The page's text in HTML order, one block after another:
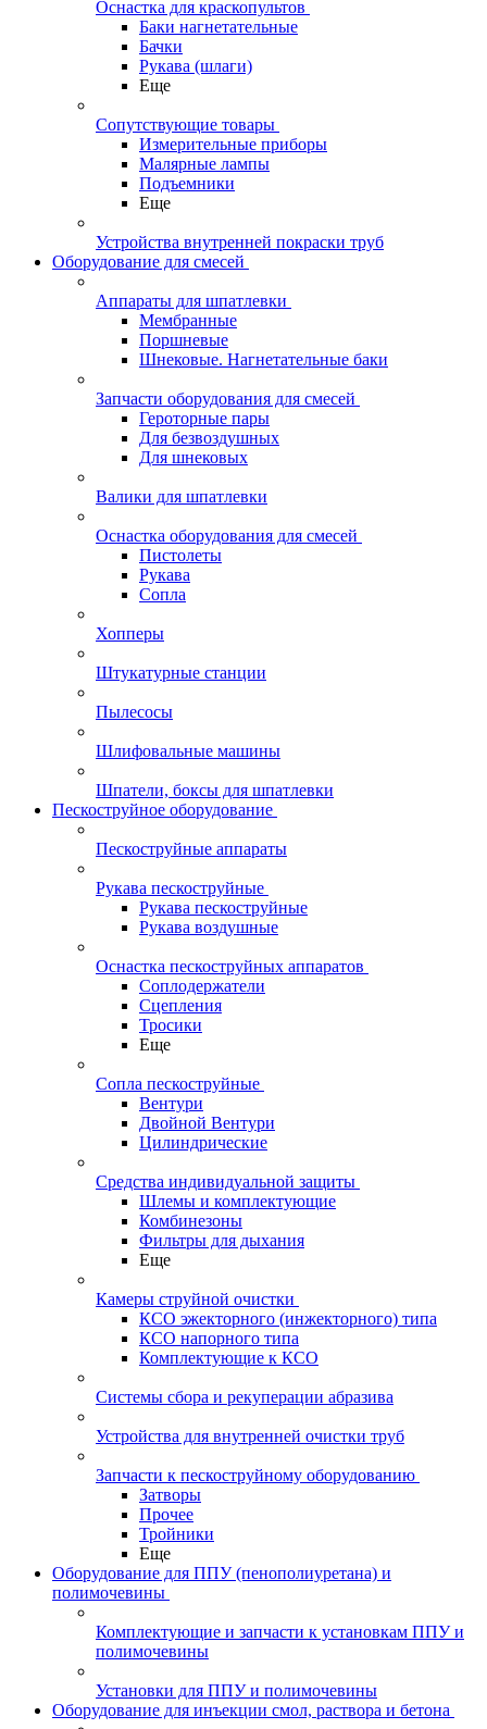
Оснастка для краскопультов
Баки нагнетательные
Бачки
Рукава (шлаги)
Еще
Сопутствующие товары
Измерительные приборы
Малярные лампы
Подъемники
Еще
Устройства внутренней покраски труб
Оборудование для смесей
Аппараты для шпатлевки
Мембранные
Поршневые
Шнековые. Нагнетательные баки
Запчасти оборудования для смесей
Героторные пары
Для безвоздушных
Для шнековых
Валики для шпатлевки
Оснастка оборудования для смесей
Пистолеты
Рукава
Сопла
Хопперы
Штукатурные станции
Пылесосы
Шлифовальные машины
Шпатели, боксы для шпатлевки
Пескоструйное оборудование
Пескоструйные аппараты
Рукава пескоструйные
Рукава пескоструйные
Рукава воздушные
Оснастка пескоструйных аппаратов
Соплодержатели
Сцепления
Тросики
Еще
Сопла пескоструйные
Вентури
Двойной Вентури
Цилиндрические
Средства индивидуальной защиты
Шлемы и комплектующие
Комбинезоны
Фильтры для дыхания
Еще
Камеры струйной очистки
КСО эжекторного (инжекторного) типа
КСО напорного типа
Комплектующие к КСО
Системы сбора и рекуперации абразива
Устройства для внутренней очистки труб
Запчасти к пескоструйному оборудованию
Затворы
Прочее
Тройники
Еще
Оборудование для ППУ (пенополиуретана) и
полимочевины
Комплектующие и запчасти к установкам ППУ и
полимочевины
Установки для ППУ и полимочевины
Оборудование для инъекции смол, раствора и бетона